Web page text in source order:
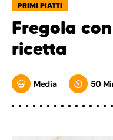
PRIMI PIATTI
Fregola
ricetta
Media 50